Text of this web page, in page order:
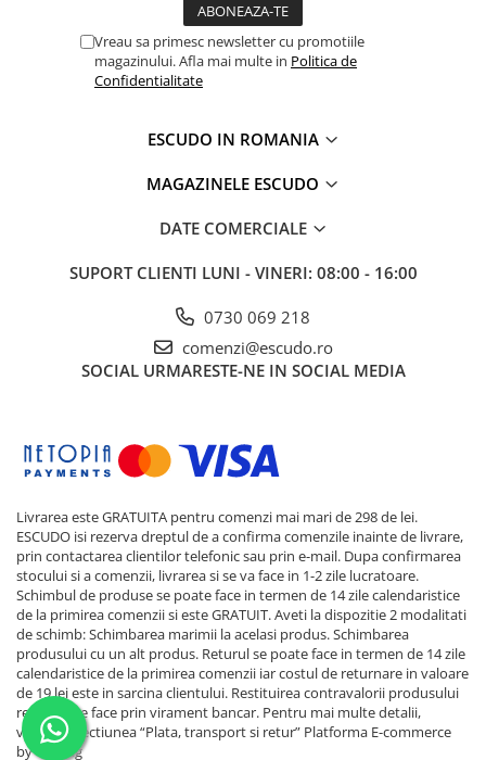
Vreau sa primesc newsletter cu promotiile
magazinului. Afla mai multe in Politica de
Confidentialitate
ESCUDO IN ROMANIA
MAGAZINELE ESCUDO
DATE COMERCIALE
SUPORT CLIENTI LUNI - VINERI: 08:00 - 16:00
0730 069 218
comenzi@escudo.ro
SOCIAL URMARESTE-NE IN SOCIAL MEDIA
Livrarea este GRATUITA pentru comenzi mai mari de 298 de lei.
ESCUDO isi rezerva dreptul de a confirma comenzile inainte de livrare,
prin contactarea clientilor telefonic sau prin e-mail. Dupa confirmarea
stocului si a comenzii, livrarea si se va face in 1-2 zile lucratoare.
Schimbul de produse se poate face in termen de 14 zile calendaristice
de la primirea comenzii si este GRATUIT. Aveti la dispozitie 2 modalitati
de schimb: Schimbarea marimii la acelasi produs. Schimbarea
produsului cu un alt produs. Returul se poate face in termen de 14 zile
calendaristice de la primirea comenzii iar costul de returnare in valoare
de 19 lei este in sarcina clientului. Restituirea contravalorii produsului
returnat se face prin virament bancar. Pentru mai multe detalii,
verificati sectiunea “Plata, transport si retur” Platforma E-commerce
by Gomag